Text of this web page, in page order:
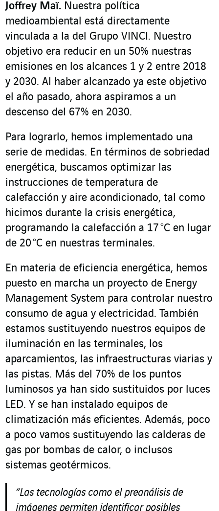
Joffrey Maï. Nuestra política
medioambiental está directamente
vinculada a la del Grupo VINCI. Nuestro
objetivo era reducir en un 50% nuestras
emisiones en los alcances 1 y 2 entre 2018
y 2030. Al haber alcanzado ya este objetivo
el año pasado, ahora aspiramos a un
descenso del 67% en 2030.
Para lograrlo, hemos implementado una
serie de medidas. En términos de sobriedad
energética, buscamos optimizar las
instrucciones de temperatura de
calefacción y aire acondicionado, tal como
hicimos durante la crisis energética,
programando la calefacción a 17 °C en lugar
de 20 °C en nuestras terminales.
En materia de eficiencia energética, hemos
puesto en marcha un proyecto de Energy
Management System para controlar nuestro
consumo de agua y electricidad. También
estamos sustituyendo nuestros equipos de
iluminación en las terminales, los
aparcamientos, las infraestructuras viarias y
las pistas. Más del 70% de los puntos
luminosos ya han sido sustituidos por luces
LED. Y se han instalado equipos de
climatización más eficientes. Además, poco
a poco vamos sustituyendo las calderas de
gas por bombas de calor, o inclusos
sistemas geotérmicos.
“Las tecnologías como el preanálisis de
imágenes permiten identificar posibles